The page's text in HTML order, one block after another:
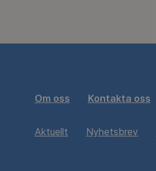
Om oss Kontakta oss
Aktuellt Nyhetsbrev